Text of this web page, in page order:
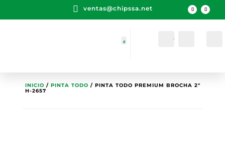
 ventas@chipssa.net
Cuenta
INICIO / PINTA TODO / PINTA TODO PREMIUM BROCHA 2″
H-2657